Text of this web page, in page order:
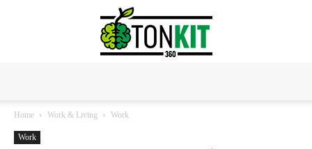
Home Work & Living Work
Work